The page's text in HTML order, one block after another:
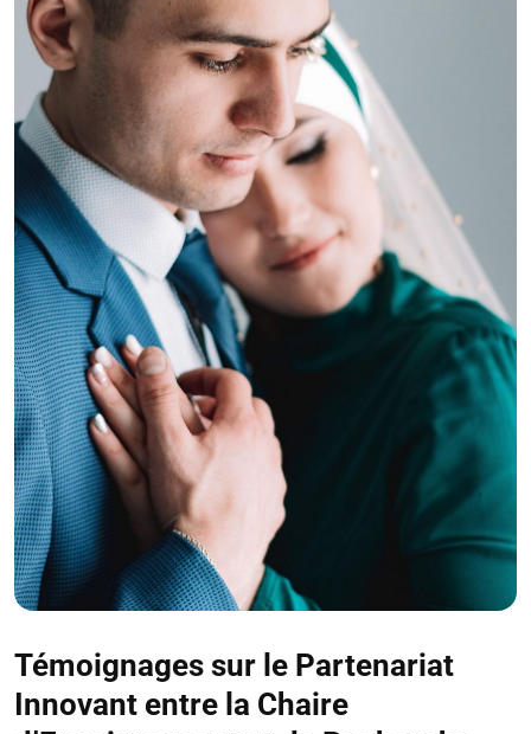
Témoignages sur le Partenariat
Innovant entre la Chaire